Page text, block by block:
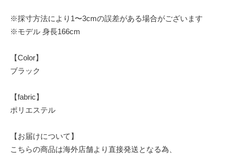
※採寸方法により1〜3cmの誤差がある場合がございます
※モデル 身長166cm
【Color】
ブラック
【fabric】
ポリエステル
【お届けについて】
こちらの商品は海外店舗より直接発送となる為、